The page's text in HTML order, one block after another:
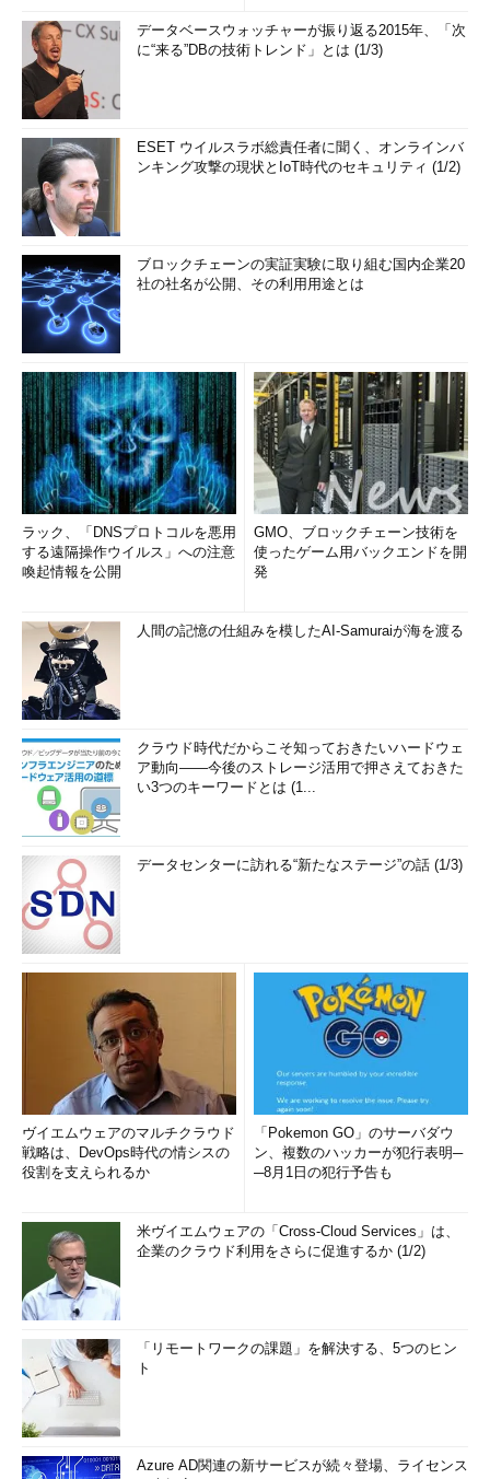
データベースウォッチャーが振り返る2015年、「次
に“来る”DBの技術トレンド」とは (1/3)
ESET ウイルスラボ総責任者に聞く、オンラインバ
ンキング攻撃の現状とIoT時代のセキュリティ (1/2)
ブロックチェーンの実証実験に取り組む国内企業20
社の社名が公開、その利用用途とは
ラック、「DNSプロトコルを悪用
する遠隔操作ウイルス」への注意
喚起情報を公開
GMO、ブロックチェーン技術を
使ったゲーム用バックエンドを開
発
人間の記憶の仕組みを模したAI-Samuraiが海を渡る
クラウド時代だからこそ知っておきたいハードウェ
ア動向――今後のストレージ活用で押さえておきた
い3つのキーワードとは (1...
データセンターに訪れる“新たなステージ”の話 (1/3)
ヴイエムウェアのマルチクラウド
戦略は、DevOps時代の情シスの
役割を支えられるか
「Pokemon GO」のサーバダウ
ン、複数のハッカーが犯行表明─
─8月1日の犯行予告も
米ヴイエムウェアの「Cross-Cloud Services」は、
企業のクラウド利用をさらに促進するか (1/2)
「リモートワークの課題」を解決する、5つのヒン
ト
Azure AD関連の新サービスが続々登場、ライセンス